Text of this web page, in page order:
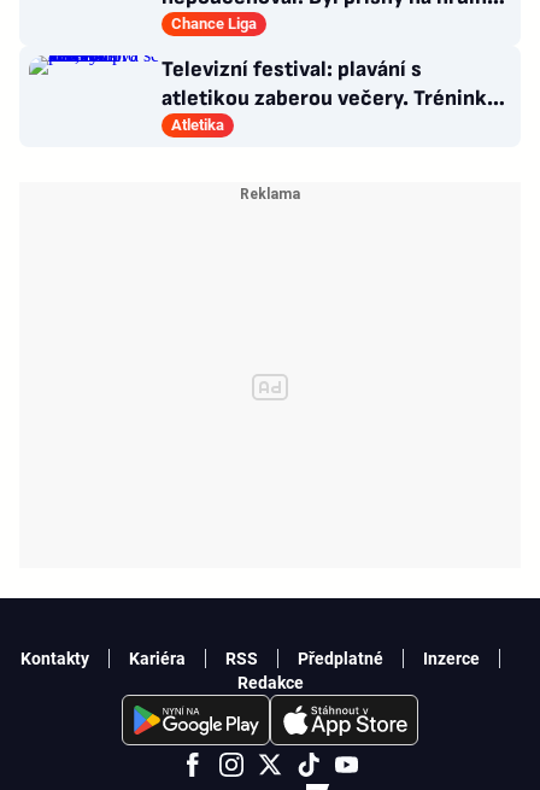
zápasu
Chance Liga
Televizní festival: plavání s
atletikou zaberou večery. Trénink
pro LA, usmívá se Dusík
Atletika
Kontakty Kariéra RSS Předplatné
Inzerce
Redakce